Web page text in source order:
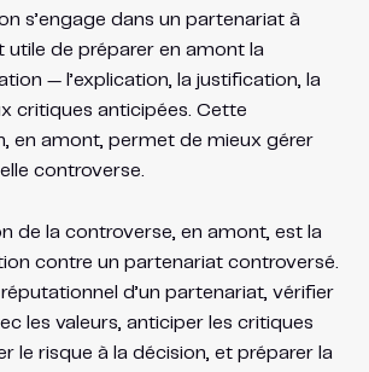
s’engage dans un partenariat à
utile de préparer en amont la
— l’explication, la justification, la
critiques anticipées. Cette
en amont, permet de mieux gérer
controverse.
de la controverse, en amont, est la
contre un partenariat controversé.
d’un partenariat, vérifier
les valeurs, anticiper les critiques
le risque à la décision, et préparer la